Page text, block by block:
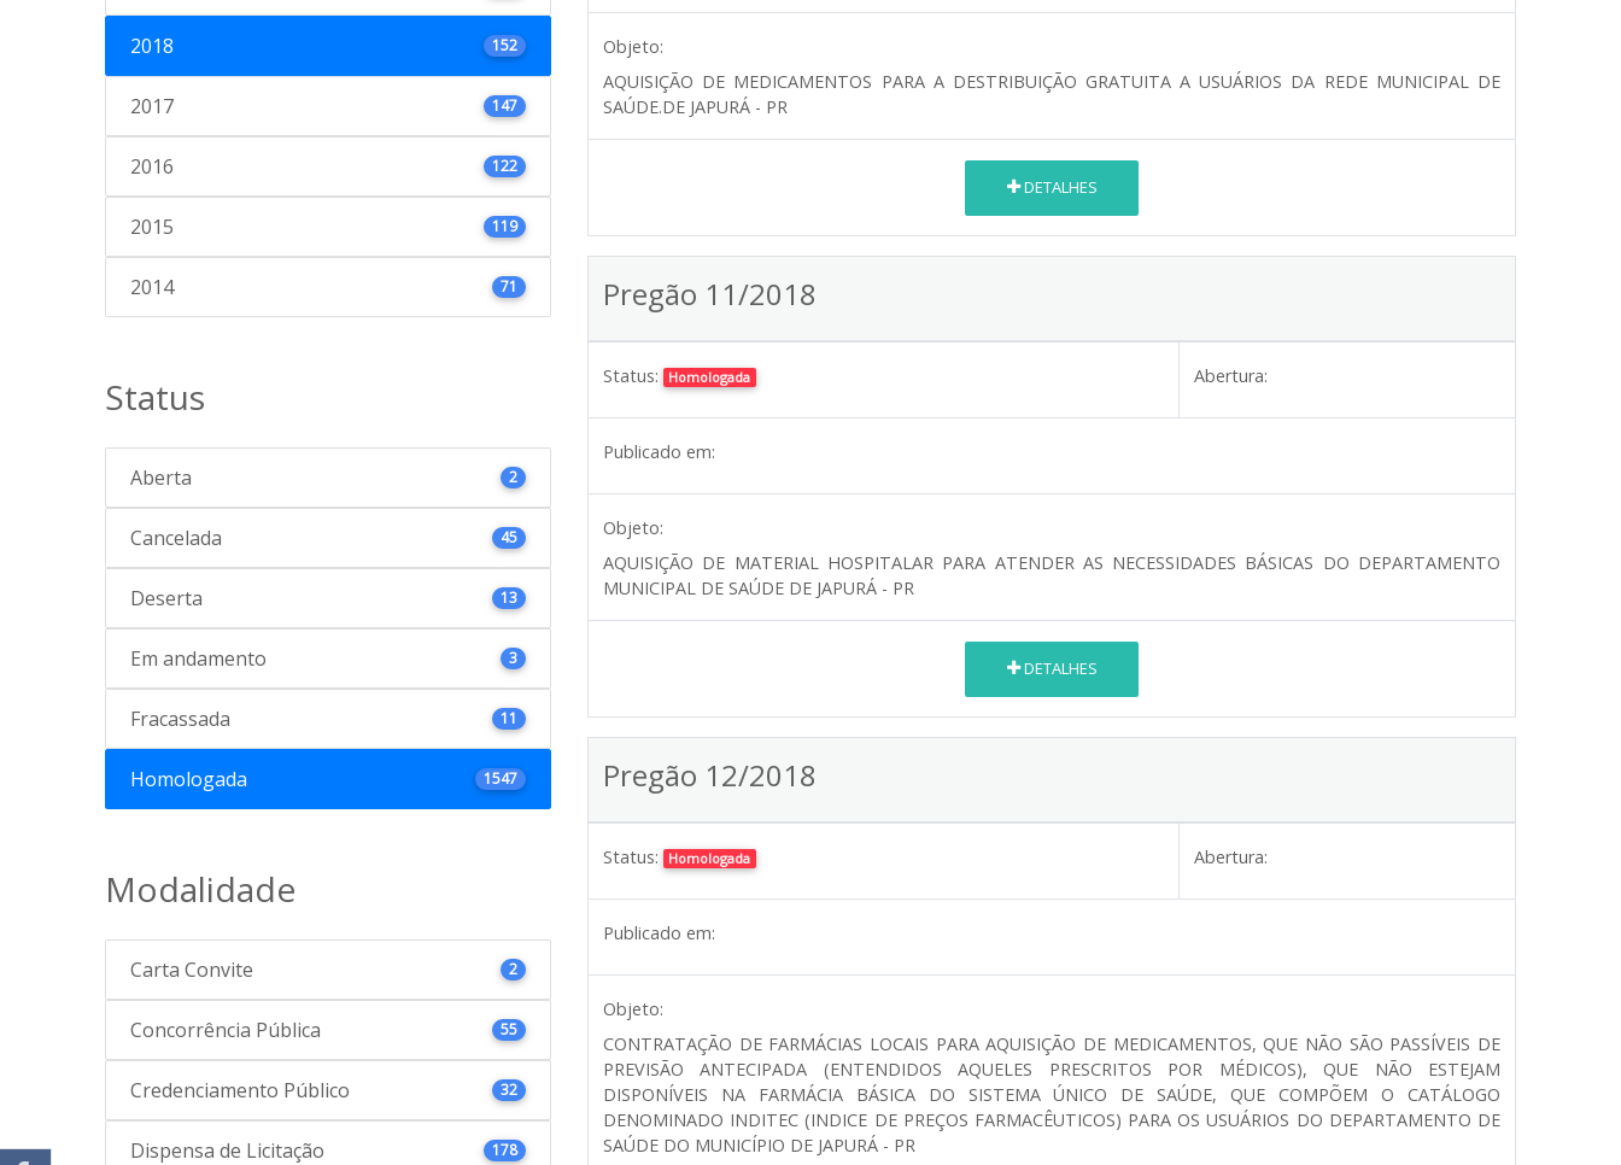
2018 152
2017 147
2016 122
2015 119
2014 71
Status
Aberta 2
Cancelada 45
Deserta 13
Em andamento 3
Fracassada 11
Homologada 1547
Modalidade
Carta Convite 2
Concorrência Pública 55
Credenciamento Público 32
Dispensa de Licitação 178
Objeto:
AQUISIÇÃO DE MEDICAMENTOS PARA A DESTRIBUIÇÃO GRATUITA A USUÁRIOS DA REDE MUNICIPAL DE
SAÚDE.DE JAPURÁ - PR
DETALHES
Pregão 11/2018
Status: Homologada Abertura:
Publicado em:
Objeto:
AQUISIÇÃO DE MATERIAL HOSPITALAR PARA ATENDER AS NECESSIDADES BÁSICAS DO DEPARTAMENTO
MUNICIPAL DE SAÚDE DE JAPURÁ - PR
DETALHES
Pregão 12/2018
Status: Homologada Abertura:
Publicado em:
Objeto:
CONTRATAÇÃO DE FARMÁCIAS LOCAIS PARA AQUISIÇÃO DE MEDICAMENTOS, QUE NÃO SÃO PASSÍVEIS DE
PREVISÃO ANTECIPADA (ENTENDIDOS AQUELES PRESCRITOS POR MÉDICOS), QUE NÃO ESTEJAM
DISPONÍVEIS NA FARMÁCIA BÁSICA DO SISTEMA ÚNICO DE SAÚDE, QUE COMPÕEM O CATÁLOGO
DENOMINADO INDITEC (INDICE DE PREÇOS FARMACÊUTICOS) PARA OS USUÁRIOS DO DEPARTAMENTO DE
SAÚDE DO MUNICÍPIO DE JAPURÁ - PR